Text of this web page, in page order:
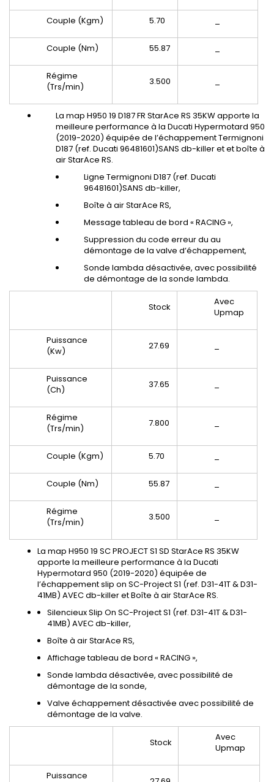
Couple (Kgm) 5.70
Couple (Nm) 55.87
Régime
(Trs/min)
3.500
La map H950 19 D187 FR StarAce RS 35KW apporte la
meilleure performance à la Ducati Hypermotard 950
(2019-2020) équipée de l’échappement Termignoni
D187 (ref. Ducati 96481601)SANS db-killer et et boîte à
air StarAce RS.
Ligne Termignoni D187 (ref. Ducati
96481601)SANS db-killer,
Boîte à air StarAce RS,
Message tableau de bord « RACING »,
Suppression du code erreur du au
démontage de la valve d’échappement,
Sonde lambda désactivée, avec possibilité
de démontage de la sonde lambda.
Stock
Avec
Upmap
Puissance
(Kw)
27.69
Puissance
(Ch)
37.65
Régime
(Trs/min)
7.800
Couple (Kgm) 5.70
Couple (Nm) 55.87
Régime
(Trs/min)
3.500
La map H950 19 SC PROJECT S1 SD StarAce RS 35KW
apporte la meilleure performance à la Ducati
Hypermotard 950 (2019-2020) équipée de
l’échappement slip on SC-Project S1 (ref. D31-41T & D31-
41MB) AVEC db-killer et Boîte à air StarAce RS.
Silencieux Slip On SC-Project S1 (ref. D31-41T & D31-
41MB) AVEC db-killer,
Boîte à air StarAce RS,
Affichage tableau de bord « RACING »,
Sonde lambda désactivée, avec possibilité de
démontage de la sonde,
Valve échappement désactivée avec possibilité de
démontage de la valve.
Stock
Avec
Upmap
Puissance